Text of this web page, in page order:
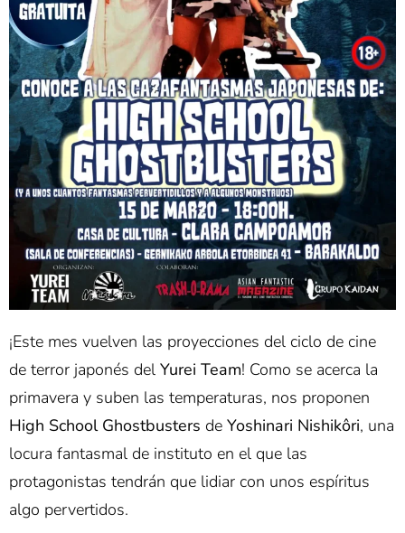
¡Este mes vuelven las proyecciones del ciclo de cine
de terror japonés del Yurei Team! Como se acerca la
primavera y suben las temperaturas, nos proponen
High School Ghostbusters de Yoshinari Nishikôri, una
locura fantasmal de instituto en el que las
protagonistas tendrán que lidiar con unos espíritus
algo pervertidos.